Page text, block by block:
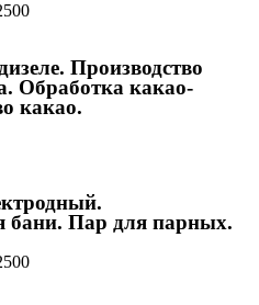
Производство
Обработка какао-
какао.
бани. Пар для парных.